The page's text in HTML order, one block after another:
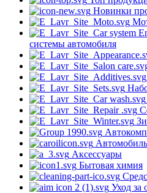
Новинки
системы автомобиля
Аксессуары
Бытовая химия
Уход за